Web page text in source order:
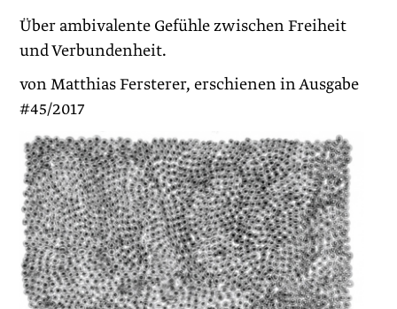
Über ambivalente Gefühle zwischen Freiheit
und Verbundenheit.
von Matthias Fersterer, erschienen in Ausgabe
#45/2017